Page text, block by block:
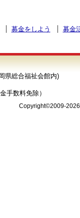
募金をしよう 募金
県総合福祉会館内)
手数料免除）
Copyright©2009-